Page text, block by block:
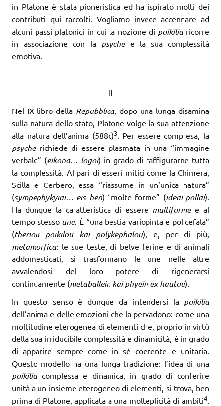
in Platone è stata pioneristica ed ha ispirato molti dei
contributi qui raccolti. Vogliamo invece accennare ad
alcuni passi platonici in cui la nozione di poikilia ricorre
in associazione con la psyche e la sua complessità
emotiva.
II
Nel IX libro della Repubblica, dopo una lunga disamina
sulla natura dello stato, Platone volge la sua attenzione
alla natura dell’anima (588c)3. Per essere compresa, la
psyche richiede di essere plasmata in una “immagine
verbale” (eikona… logoi) in grado di raffigurarne tutta
la complessità. Al pari di esseri mitici come la Chimera,
Scilla e Cerbero, essa “riassume in un’unica natura”
(sympephykyiai… eis hen) “molte forme” (ideai pollai).
Ha dunque la caratteristica di essere multiforme e al
tempo stesso una. È “una bestia variopinta e policefala”
(theriou poikilou kai polykephalou), e, per di più,
metamorfica: le sue teste, di belve ferine e di animali
addomesticati, si trasformano le une nelle altre
avvalendosi del loro potere di rigenerarsi
continuamente (metaballein kai phyein ex hautou).
In questo senso è dunque da intendersi la poikilia
dell’anima e delle emozioni che la pervadono: come una
moltitudine eterogenea di elementi che, proprio in virtù
della sua irriducibile complessità e dinamicità, è in grado
di apparire sempre come in sé coerente e unitaria.
Questo modello ha una lunga tradizione: l’idea di una
poikilia complessa e dinamica, in grado di conferire
unità a un insieme eterogeneo di elementi, si trova, ben
prima di Platone, applicata a una molteplicità di ambiti4.